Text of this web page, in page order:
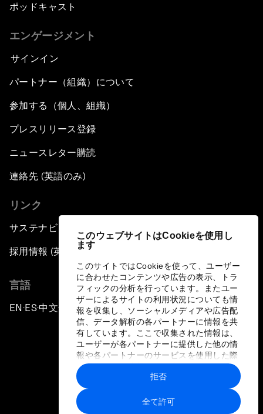
このウェブサイトはCookieを使用し
ます
このサイトではCookieを使って、ユーザー
に合わせたコンテンツや広告の表示、トラ
フィックの分析を行っています。またユー
ザーによるサイトの利用状況についても情
報を収集し、ソーシャルメディアや広告配
信、データ解析の各パートナーに情報を共
有しています。ここで収集された情報は、
ユーザーが各パートナーに提供した他の情
報や各パートナーのサービスを使用した際
に収集された情報と組み合わされ、各パー
トナーによって使用されることがありま
す。
全て許可
拒否
ポッドキャスト
エンゲージメント
サインイン
パートナー（組織）について
参加する（個人、組織）
プレスリリース登録
ニュースレター購読
連絡先 (英語のみ)
リンク
サステナビリティへの取り組み
採用情報 (英語のみ)
言語
EN ▪ES▪中文▪ 日本語
プライバシーポリシーと利用規約
サイトマップ